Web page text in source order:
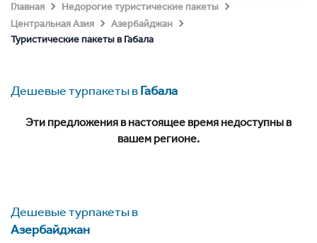
Главная
Недорогие туристические пакеты
Центральная Азия
Азербайджан
Туристические пакеты в Габала
Дешевые турпакеты вГабала
Эти предложения в настоящее время недоступны в
вашем регионе.
Дешевые турпакеты в
Азербайджан